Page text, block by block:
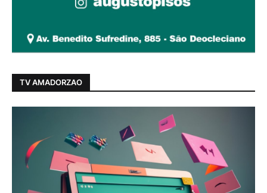
TV AMADORZAO